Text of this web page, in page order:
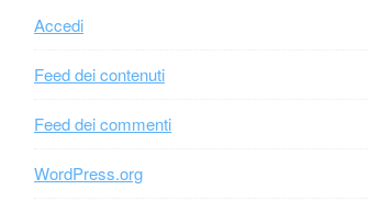
Accedi
Feed dei contenuti
Feed dei commenti
WordPress.org